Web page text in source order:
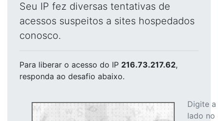
Seu IP fez diversas tentativas de
acessos suspeitos a sites hospedados
conosco.
Para liberar o acesso do IP 216.73.217.62,
responda ao desafio abaixo.
Digite
lado no